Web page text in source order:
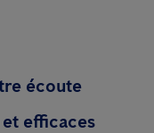
écoute
efficaces